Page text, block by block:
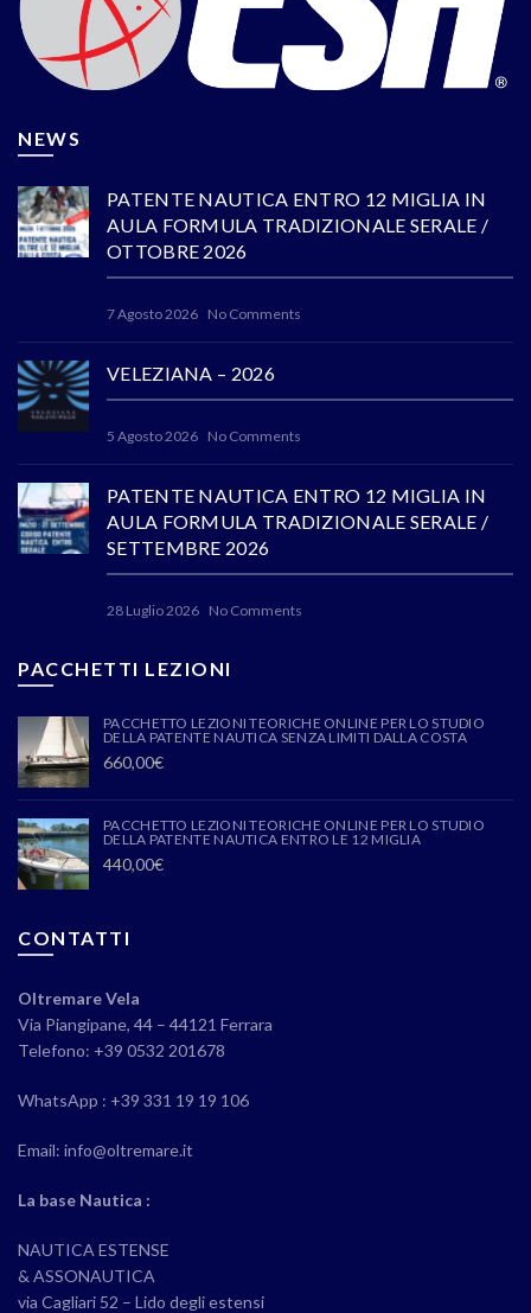
NEWS
PATENTE NAUTICA ENTRO 12 MIGLIA IN
AULA FORMULA TRADIZIONALE SERALE /
OTTOBRE 2026
7 Agosto 2026 No Comments
VELEZIANA – 2026
5 Agosto 2026 No Comments
PATENTE NAUTICA ENTRO 12 MIGLIA IN
AULA FORMULA TRADIZIONALE SERALE /
SETTEMBRE 2026
28 Luglio 2026 No Comments
PACCHETTI LEZIONI
PACCHETTO LEZIONI TEORICHE ONLINE PER LO STUDIO
DELLA PATENTE NAUTICA SENZA LIMITI DALLA COSTA
660,00€
PACCHETTO LEZIONI TEORICHE ONLINE PER LO STUDIO
DELLA PATENTE NAUTICA ENTRO LE 12 MIGLIA
440,00€
CONTATTI
Oltremare Vela
Via Piangipane, 44 – 44121 Ferrara
Telefono: +39 0532 201678
WhatsApp : +39 331 19 19 106
Email: info@oltremare.it
La base Nautica :
NAUTICA ESTENSE
& ASSONAUTICA
via Cagliari 52 – Lido degli estensi